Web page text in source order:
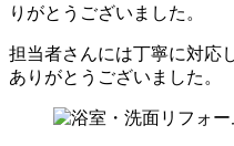
りがとうございました。
担当者さんには丁寧に対応
ありがとうございました。